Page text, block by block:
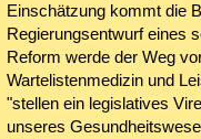
Einschätzung kommt die
Regierungsentwurf eines
Reform werde der Weg
Wartelistenmedizin und
"stellen ein legislatives
unseres